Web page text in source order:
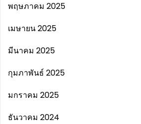
พฤษภาคม 2025
เมษายน 2025
มีนาคม 2025
กุมภาพันธ์ 2025
มกราคม 2025
ธันวาคม 2024